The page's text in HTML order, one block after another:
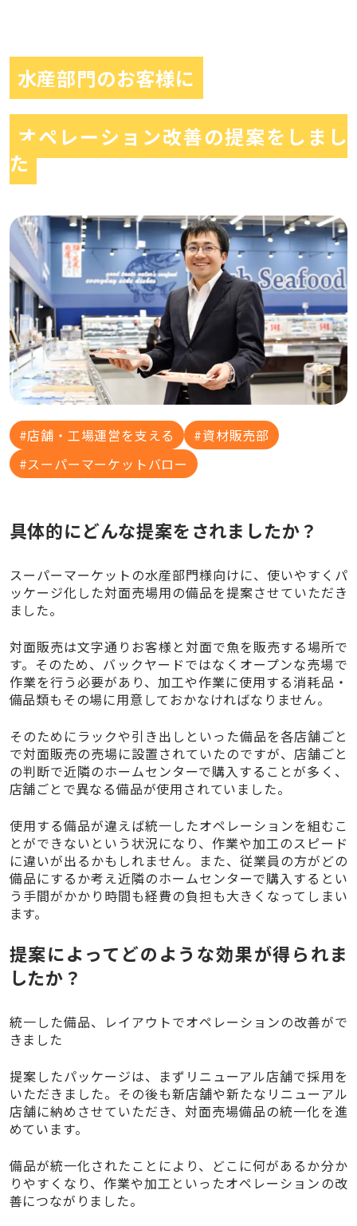
水産部門のお客様に
オペレーション改善の提案をしまし
た
店舗・工場運営を支える
資材販売部
スーパーマーケットバロー
具体的にどんな提案をされましたか？
スーパーマーケットの水産部門様向けに、使いやすくパ
ッケージ化した対面売場用の備品を提案させていただき
ました。
対面販売は文字通りお客様と対面で魚を販売する場所で
す。そのため、バックヤードではなくオープンな売場で
作業を行う必要があり、加工や作業に使用する消耗品・
備品類もその場に用意しておかなければなりません。
そのためにラックや引き出しといった備品を各店舗ごと
で対面販売の売場に設置されていたのですが、店舗ごと
の判断で近隣のホームセンターで購入することが多く、
店舗ごとで異なる備品が使用されていました。
使用する備品が違えば統一したオペレーションを組むこ
とができないという状況になり、作業や加工のスピード
に違いが出るかもしれません。また、従業員の方がどの
備品にするか考え近隣のホームセンターで購入するとい
う手間がかかり時間も経費の負担も大きくなってしまい
ます。
提案によってどのような効果が得られま
したか？
統一した備品、レイアウトでオペレーションの改善がで
きました
提案したパッケージは、まずリニューアル店舗で採用を
いただきました。その後も新店舗や新たなリニューアル
店舗に納めさせていただき、対面売場備品の統一化を進
めています。
備品が統一化されたことにより、どこに何があるか分か
りやすくなり、作業や加工といったオペレーションの改
善につながりました。